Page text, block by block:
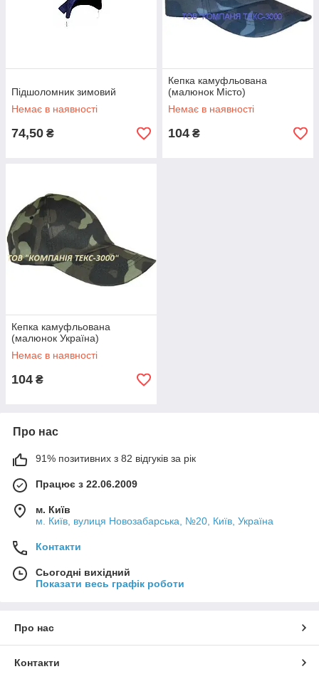
Підшоломник зимовий
Немає в наявності
74,50 ₴
Кепка камуфльована
(малюнок Місто)
Немає в наявності
104 ₴
Кепка камуфльована
(малюнок Україна)
Немає в наявності
104 ₴
Про нас
91% позитивних з 82 відгуків за рік
Працює з 22.06.2009
м. Київ
м. Київ, вулиця Новозабарська, №20, Київ, Україна
Контакти
Сьогодні вихідний
Показати весь графік роботи
Про нас
Контакти